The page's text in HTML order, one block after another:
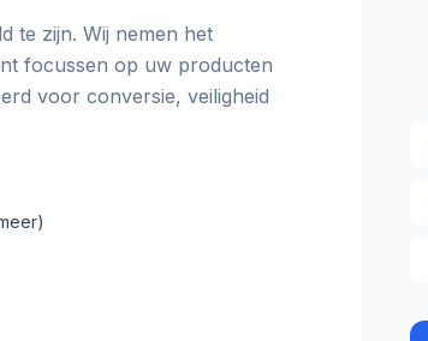
te zijn. Wij nemen het
focussen op uw producten
voor conversie, veiligheid